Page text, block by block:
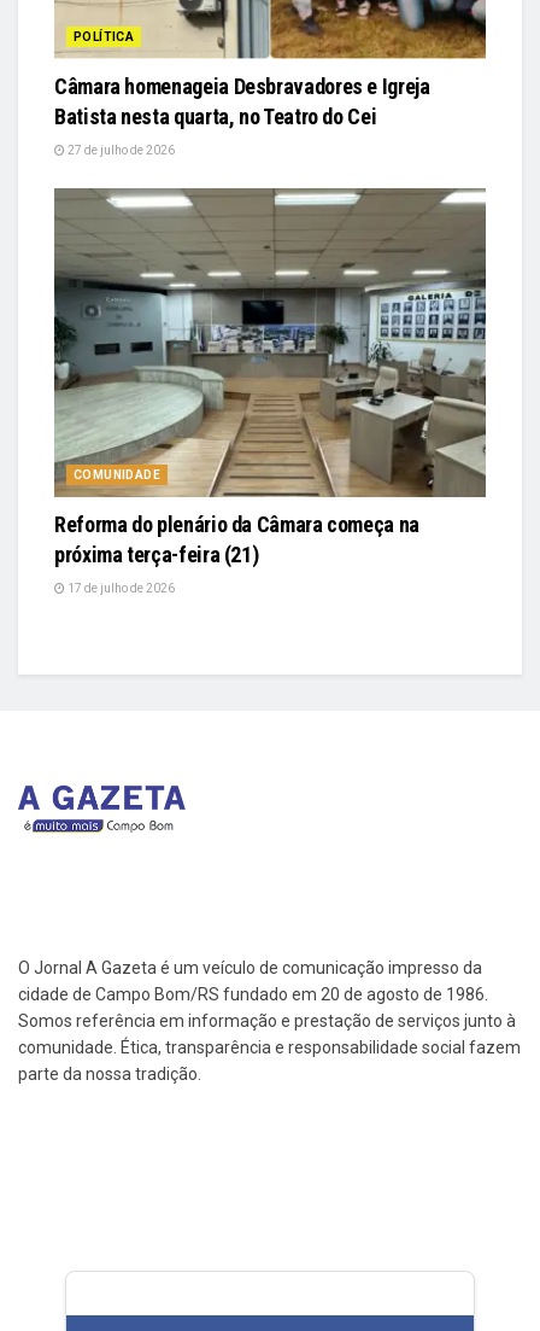
POLÍTICA
Câmara homenageia Desbravadores e Igreja
Batista nesta quarta, no Teatro do Cei
27 de julho de 2026
COMUNIDADE
Reforma do plenário da Câmara começa na
próxima terça-feira (21)
17 de julho de 2026
O Jornal A Gazeta é um veículo de comunicação impresso da
cidade de Campo Bom/RS fundado em 20 de agosto de 1986.
Somos referência em informação e prestação de serviços junto à
comunidade. Ética, transparência e responsabilidade social fazem
parte da nossa tradição.